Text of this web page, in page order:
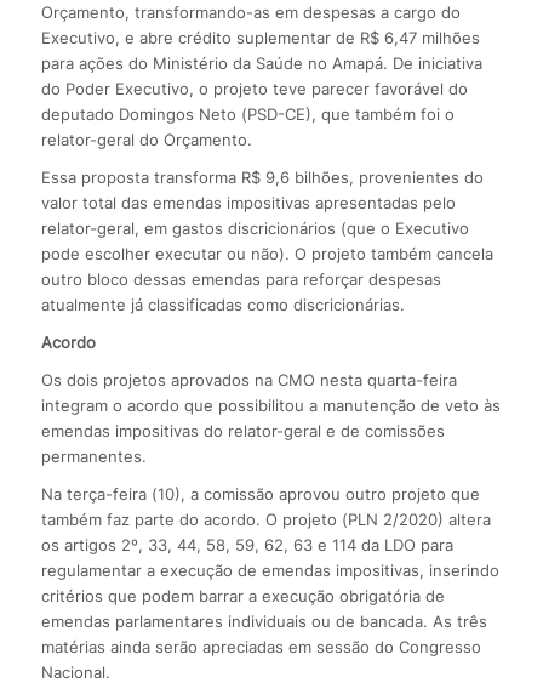
Orçamento, transformando-as em despesas a cargo do
Executivo, e abre crédito suplementar de R$ 6,47 milhões
para ações do Ministério da Saúde no Amapá. De iniciativa
do Poder Executivo, o projeto teve parecer favorável do
deputado Domingos Neto (PSD-CE), que também foi o
relator-geral do Orçamento.
Essa proposta transforma R$ 9,6 bilhões, provenientes do
valor total das emendas impositivas apresentadas pelo
relator-geral, em gastos discricionários (que o Executivo
pode escolher executar ou não). O projeto também cancela
outro bloco dessas emendas para reforçar despesas
atualmente já classificadas como discricionárias.
Acordo
Os dois projetos aprovados na CMO nesta quarta-feira
integram o acordo que possibilitou a manutenção de veto às
emendas impositivas do relator-geral e de comissões
permanentes.
Na terça-feira (10), a comissão aprovou outro projeto que
também faz parte do acordo. O projeto (PLN 2/2020) altera
os artigos 2º, 33, 44, 58, 59, 62, 63 e 114 da LDO para
regulamentar a execução de emendas impositivas, inserindo
critérios que podem barrar a execução obrigatória de
emendas parlamentares individuais ou de bancada. As três
matérias ainda serão apreciadas em sessão do Congresso
Nacional.